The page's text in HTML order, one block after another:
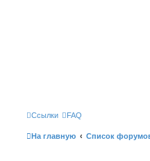
Ссылки FAQ
На главную Список